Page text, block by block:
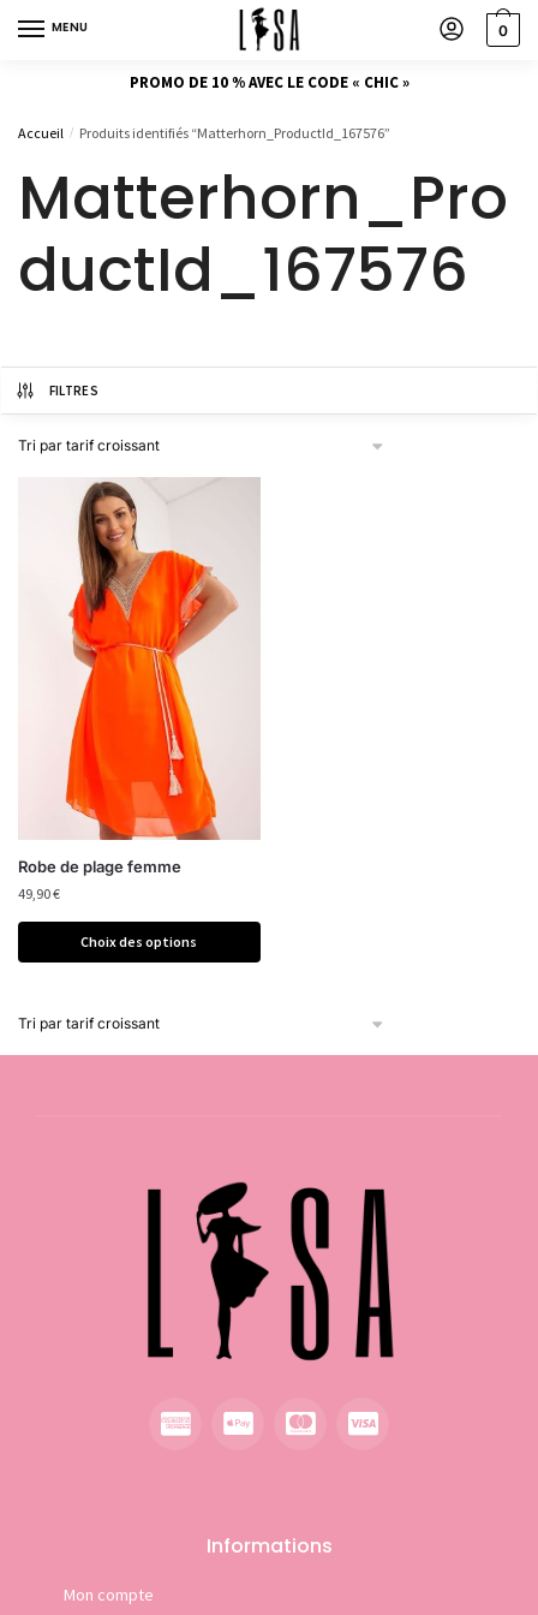
MENU 0
PROMO DE 10 % AVEC LE CODE « CHIC »
Accueil / Produits identifiés “Matterhorn_ProductId_167576”
Matterhorn_Pro
ductId_167576
FILTRES
Robe de plage femme
49,90€
Choix des options
Informations
Mon compte